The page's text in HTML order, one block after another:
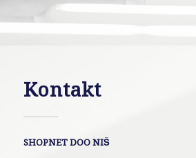
Kontakt
SHOPNET DOO NIŠ